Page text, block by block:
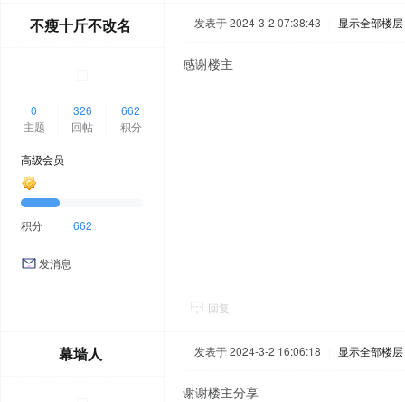
不瘦十斤不改名
0
主题
326
回帖
662
积分
高级会员
积分 662
发消息
发表于 2024-3-2 07:38:43 显示全部楼层
感谢楼主
回复
幕墙人 发表于 2024-3-2 16:06:18 显示全部楼层
谢谢楼主分享